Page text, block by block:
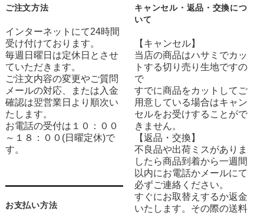
ご注文方法
インターネットにて24時間
受け付けております。
毎週日曜日は定休日とさせ
ていただきます。
ご注文内容の変更やご質問
メールの対応、または入金
確認は翌営業日より順次い
たします。
お電話の受付は１０：００
～１８：００(日曜定休)で
す。
お支払い方法
キャンセル・返品・交換につ
いて
【キャンセル】
当店の商品はハサミでカッ
トする切り売り生地ですの
で
すでに商品をカットしてご
用意している場合はキャン
セルをお受けすることがで
きません。
【返品・交換】
不良品や出荷ミスがありま
したら商品到着から一週間
以内にお電話かメールにて
必ずご連絡ください。
すぐにお取替えするか返金
いたします。その際の送料